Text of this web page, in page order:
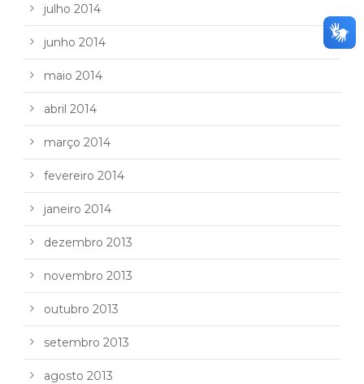
julho 2014
junho 2014
maio 2014
abril 2014
março 2014
fevereiro 2014
janeiro 2014
dezembro 2013
novembro 2013
outubro 2013
setembro 2013
agosto 2013